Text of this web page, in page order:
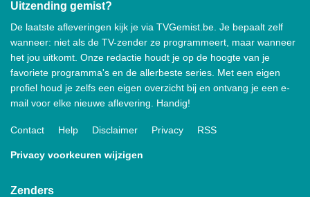
Uitzending gemist?
De laatste afleveringen kijk je via TVGemist.be. Je bepaalt zelf
wanneer: niet als de TV-zender ze programmeert, maar wanneer
het jou uitkomt. Onze redactie houdt je op de hoogte van je
favoriete programma's en de allerbeste series. Met een eigen
profiel houd je zelfs een eigen overzicht bij en ontvang je een e-
mail voor elke nieuwe aflevering. Handig!
Contact Help Disclaimer Privacy RSS
Privacy voorkeuren wijzigen
Zenders